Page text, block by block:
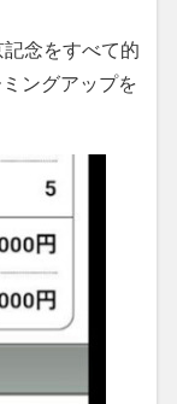
念をすべて的
ングアップを